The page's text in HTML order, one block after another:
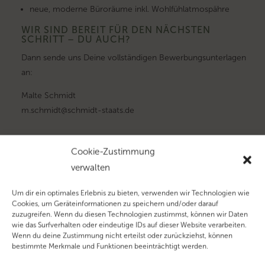
Cookie-Zustimmung
verwalten
Um dir ein optimales Erlebnis zu bieten, verwenden wir Technologien wie
Cookies, um Geräteinformationen zu speichern und/oder darauf
zuzugreifen. Wenn du diesen Technologien zustimmst, können wir Daten
wie das Surfverhalten oder eindeutige IDs auf dieser Website verarbeiten.
Wenn du deine Zustimmung nicht erteilst oder zurückziehst, können
bestimmte Merkmale und Funktionen beeinträchtigt werden.
neue, moderne Büroräume inkl. Wohlfühlatmospähre
WIR SIND BEREIT FÜR DEN NÄCHSTEN
SCHRITT – DU AUCH?
Dann sende uns Deine vollständigen Bewerbungsunterlagen
an:
Malte Schmidt
m.schmidt@schmidt-staats.de
DEINE BEWERBUNG